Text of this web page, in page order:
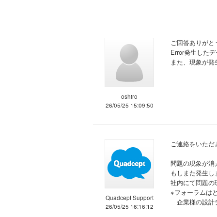
oshiro
26/05/25 15:09:50
ご回答ありが
Error発生した
また、現象が
Quadcept Support
26/05/25 16:16:12
ご連絡をいた
問題の現象が
もしまた発生
社内にて問題
※フォーラムは
企業様の設計